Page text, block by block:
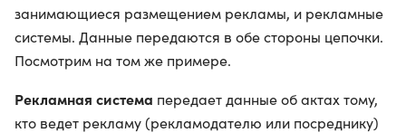
занимающиеся размещением рекламы, и рекламные
системы. Данные передаются в обе стороны цепочки.
Посмотрим на том же примере.
Рекламная система передает данные об актах тому,
кто ведет рекламу (рекламодателю или посреднику)